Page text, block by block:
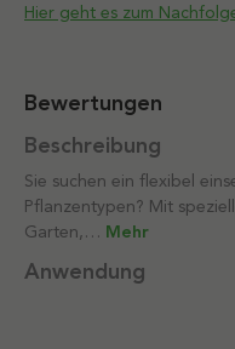
Hier geht es zum
Bewertungen
Beschreibung
Sie suchen ein flexibel
Pflanzentypen? Mit
Garten,… Mehr
Anwendung